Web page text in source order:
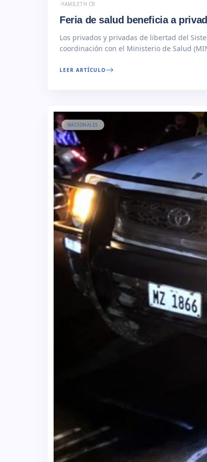
YAMILETH CR
Feria de salud beneficia a
Los privados y privadas de libertad del
coordinación con el Ministerio de Salud
LEER ARTÍCULO
NACIONALES